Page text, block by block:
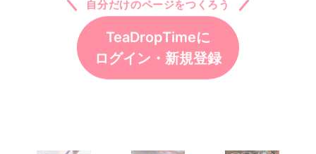
自分だけのページをつくろう
TeaDropTimeに
ログイン・新規登録